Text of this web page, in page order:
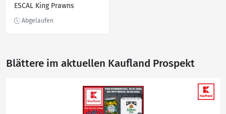
ESCAL King Prawns
Blättere im aktuellen Kaufland Prospekt